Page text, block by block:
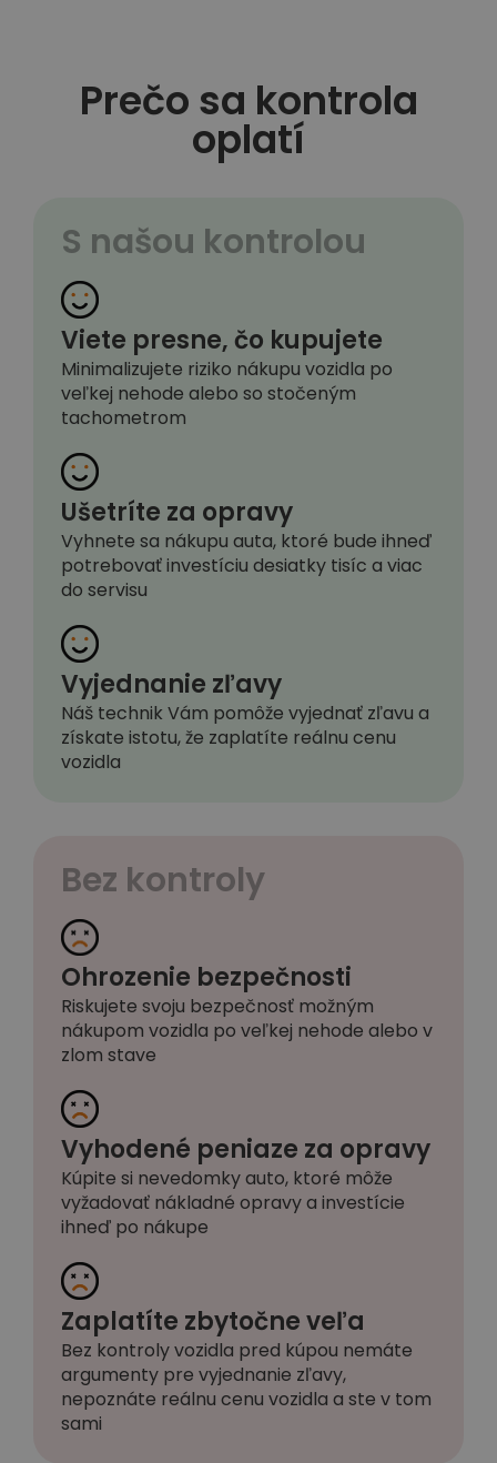
Prečo sa kontrola
oplatí
S našou kontrolou
Viete presne, čo kupujete
Minimalizujete riziko nákupu vozidla po
veľkej nehode alebo so stočeným
tachometrom
Ušetríte za opravy
Vyhnete sa nákupu auta, ktoré bude ihneď
potrebovať investíciu desiatky tisíc a viac
do servisu
Vyjednanie zľavy
Náš technik Vám pomôže vyjednať zľavu a
získate istotu, že zaplatíte reálnu cenu
vozidla
Bez kontroly
Ohrozenie bezpečnosti
Riskujete svoju bezpečnosť možným
nákupom vozidla po veľkej nehode alebo v
zlom stave
Vyhodené peniaze za opravy
Kúpite si nevedomky auto, ktoré môže
vyžadovať nákladné opravy a investície
ihneď po nákupe
Zaplatíte zbytočne veľa
Bez kontroly vozidla pred kúpou nemáte
argumenty pre vyjednanie zľavy,
nepoznáte reálnu cenu vozidla a ste v tom
sami